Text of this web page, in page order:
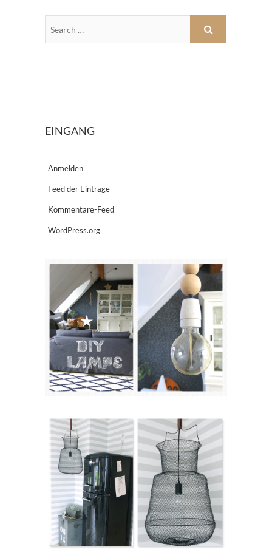
EINGANG
Anmelden
Feed der Einträge
Kommentare-Feed
WordPress.org